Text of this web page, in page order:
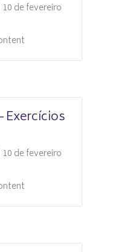
10 de fevereiro
Exercícios
10 de fevereiro